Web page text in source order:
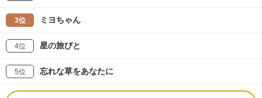
3位 ミヨちゃん
4位 星の旅びと
5位 忘れな草をあなたに